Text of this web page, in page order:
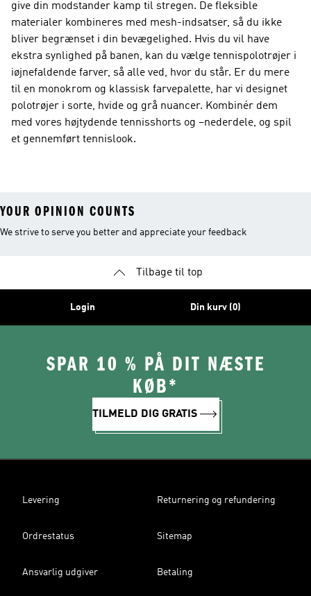
give din modstander kamp til stregen. De fleksible
materialer kombineres med mesh-indsatser, så du ikke
bliver begrænset i din bevægelighed. Hvis du vil have
ekstra synlighed på banen, kan du vælge tennispolotrøjer i
iøjnefaldende farver, så alle ved, hvor du står. Er du mere
til en monokrom og klassisk farvepalette, har vi designet
polotrøjer i sorte, hvide og grå nuancer. Kombinér dem
med vores højtydende tennisshorts og –nederdele, og spil
et gennemført tennislook.
YOUR OPINION COUNTS
We strive to serve you better and appreciate your feedback
Tilbage til top
Login Din kurv (0)
SPAR 10 % PÅ DIT NÆSTE
KØB*
TILMELD DIG GRATIS
Levering Returnering og refundering
Ordrestatus Sitemap
Ansvarlig udgiver Betaling